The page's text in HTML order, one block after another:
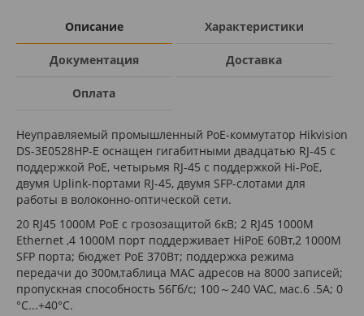
Описание Характеристики
Документация Доставка
Оплата
Неуправляемый промышленный PoE-коммутатор Hikvision
DS-3E0528HP-E оснащен гигабитными двадцатью RJ-45 с
поддержкой РоЕ, четырьмя RJ-45 с поддержкой Hi-PoE,
двумя Uplink-портами RJ-45, двумя SFP-слотами для
работы в волоконно-оптической сети.
20 RJ45 1000M PoE с грозозащитой 6кВ; 2 RJ45 1000M
Ethernet ,4 1000M порт поддерживает HiPoE 60Вт,2 1000М
SFP порта; бюджет PoE 370Вт; поддержка режима
передачи до 300м,таблица MAC адресов на 8000 записей;
пропускная способность 56Гб/с; 100～240 VAC, мас.6 .5A; 0
°C...+40°C.